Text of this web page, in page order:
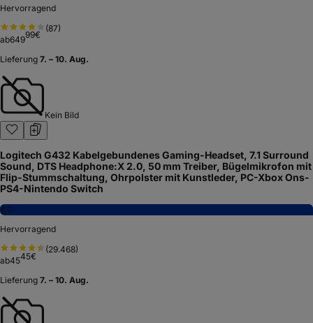
Hervorragend
(87)
ab64999€
Lieferung 7. – 10. Aug.
Kein Bild
Logitech G432 Kabelgebundenes Gaming-Headset, 7.1 Surround
Sound, DTS Headphone:X 2.0, 50 mm Treiber, Bügelmikrofon mit
Flip-Stummschaltung, Ohrpolster mit Kunstleder, PC-Xbox Ons-
PS4-Nintendo Switch
8,0
Hervorragend
(29.468)
ab4545€
Lieferung 7. – 10. Aug.